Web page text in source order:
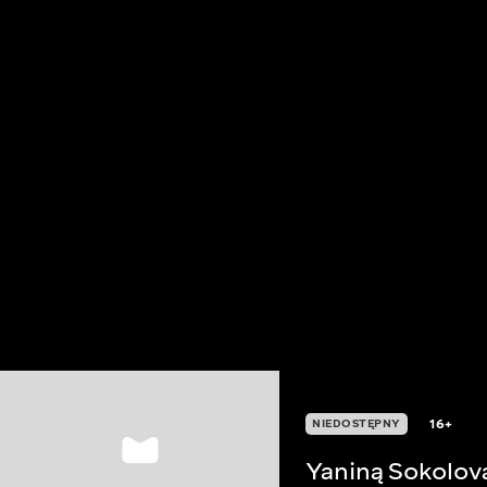
NIEDOSTĘPNY 16+
Yaniną